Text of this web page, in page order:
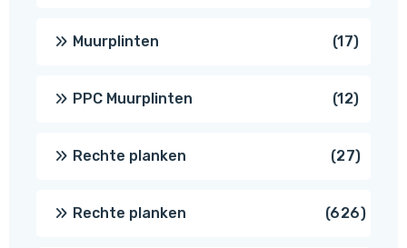
Muurplinten 1717
PPC Muurplinten 1212
Rechte planken 2727
Rechte planken 626626